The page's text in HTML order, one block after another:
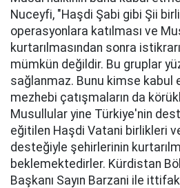
Nuceyfi, "Haşdi Şabi gibi Şii
operasyonlara katılması ve
kurtarılmasından sonra
mümkün değildir. Bu gruplar
sağlanmaz. Bunu kimse kabul
mezhebi çatışmaların da
Musullular yine Türkiye'nin
eğitilen Haşdi Vatani birlikleri
desteğiyle şehirlerinin
beklemektedirler. Kürdistan
Başkanı Sayın Barzani ile